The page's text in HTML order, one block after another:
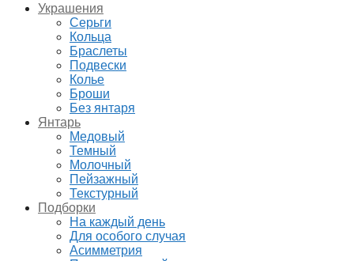
Украшения
Серьги
Кольца
Браслеты
Подвески
Колье
Броши
Без янтаря
Янтарь
Медовый
Темный
Молочный
Пейзажный
Текстурный
Подборки
На каждый день
Для особого случая
Асимметрия